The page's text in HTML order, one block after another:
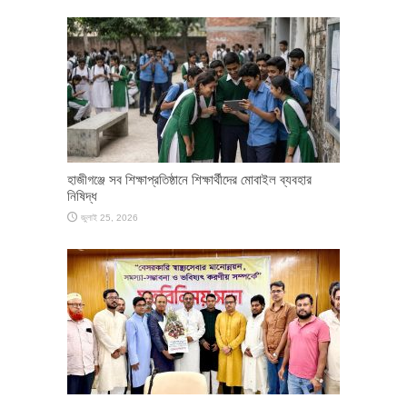
হাজীগঞ্জে সব শিক্ষাপ্রতিষ্ঠানে শিক্ষার্থীদের মোবাইল ব্যবহার
নিষিদ্ধ
জুলাই 25, 2026